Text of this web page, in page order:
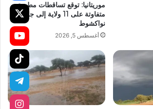
موريتانيا: توقع تساقطات مطرية
متفاوتة على 11 ولاية إلى جانب
نواكشوط
أغسطس 5, 2026